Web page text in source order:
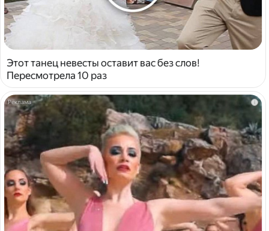
Этот танец невесты оставит вас без слов!
Пересмотрела 10 раз
i